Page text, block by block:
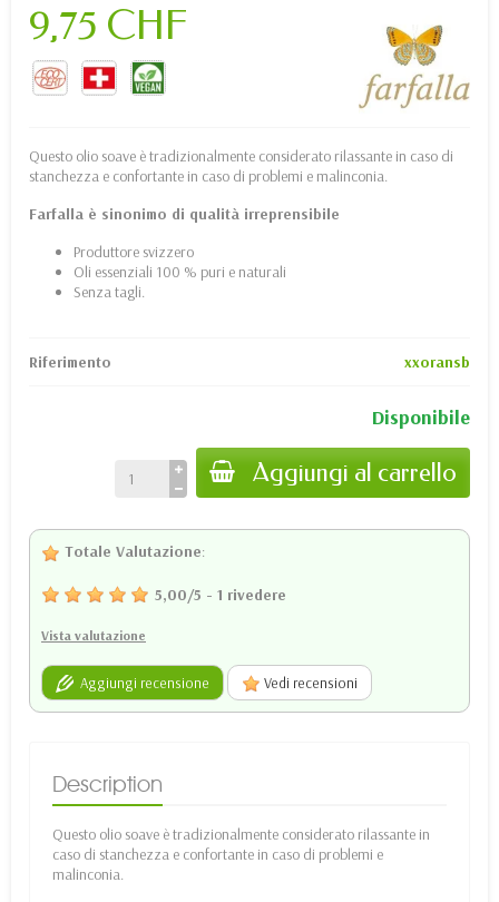
9,75 CHF
Questo olio soave è tradizionalmente considerato rilassante in caso di
stanchezza e confortante in caso di problemi e malinconia.
Farfalla è sinonimo di qualità irreprensibile
Produttore svizzero
Oli essenziali 100 % puri e naturali
Senza tagli.
Riferimento xxoransb
Disponibile
Aggiungi al carrello
Totale Valutazione:
5,00/5 - 1 rivedere
Vista valutazione
Aggiungi recensione Vedi recensioni
Description
Questo olio soave è tradizionalmente considerato rilassante in
caso di stanchezza e confortante in caso di problemi e
malinconia.